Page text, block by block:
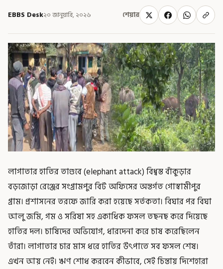
EBBS Desk২০ জানুয়ারি, ২০২৬ শেয়ার
লাগাতার হাতির তাণ্ডবে (elephant attack) বিধ্বস্ত বাঁকুড়ার
বড়জোড়া রেঞ্জের সংগ্রামপুর বিট অফিসের অন্তর্গত গোস্বামীপুর
গ্রাম। প্রশাসনের তরফে জারি করা হয়েছে সর্তকতা। বিঘার পর বিঘা
আলু জমি, গম ও সরিষা সহ একাধিক ফসল তছনছ করে দিয়েছে
হাতির দল। চাষিদের অভিযোগ, ধারদেনা করে চাষ করেছিলেন
তাঁরা। লাগাতার চার মাস ধরে হাতির উৎপাতে সব ফসল শেষ।
এখন আয় নেই। ঋণ শোধ করবেন কীভাবে, সেই চিন্তায় দিশেহারা